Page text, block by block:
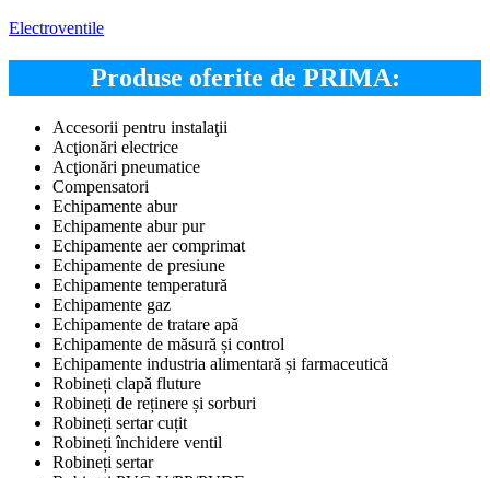
Electroventile
Produse oferite de PRIMA:
Accesorii pentru instalaţii
Acţionări electrice
Acţionări pneumatice
Compensatori
Echipamente abur
Echipamente abur pur
Echipamente aer comprimat
Echipamente de presiune
Echipamente temperatură
Echipamente gaz
Echipamente de tratare apă
Echipamente de măsură și control
Echipamente industria alimentară și farmaceutică
Robineți clapă fluture
Robineți de reținere și sorburi
Robineți sertar cuțit
Robineți închidere ventil
Robineți sertar